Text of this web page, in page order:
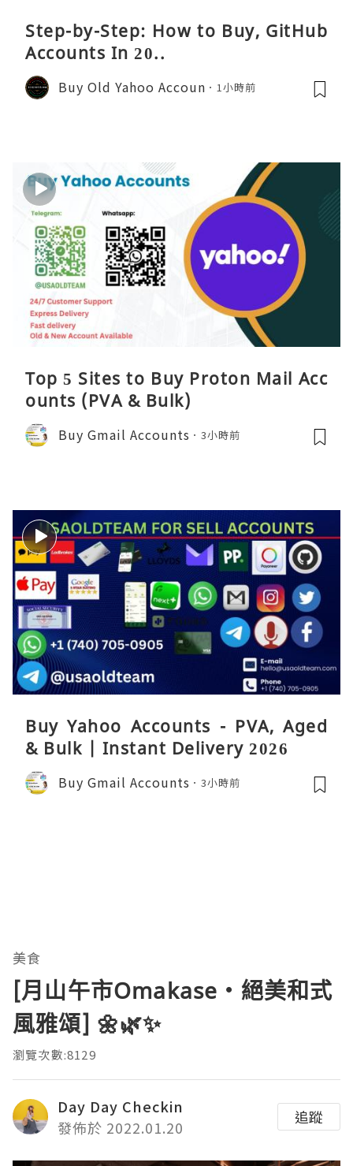
Step-by-Step: How to Buy, GitHub
Accounts In 20..
Buy Old Yahoo Accoun 1小時前
Top 5 Sites to Buy Proton Mail Acc
ounts (PVA & Bulk)
Buy Gmail Accounts 3小時前
Buy Yahoo Accounts - PVA, Aged
& Bulk | Instant Delivery 2026
Buy Gmail Accounts 3小時前
美食
[月山午市Omakase‧絕美和式
風雅頌] 🌼🌿✨
瀏覽次數:8129
Day Day Checkin
發佈於 2022.01.20
追蹤